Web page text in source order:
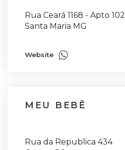
Rua Ceará 1168 - Apto 102
Santa Maria MG
Website
MEU BEBÊ
Rua da Republica 434